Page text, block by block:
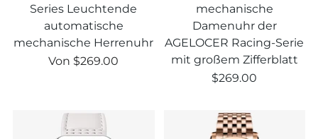
Series Leuchtende
automatische
mechanische Herrenuhr
Regulärer
Von $269.00
mechanische
Damenuhr der
AGELOCER Racing-Serie
mit großem Zifferblatt
$269.00